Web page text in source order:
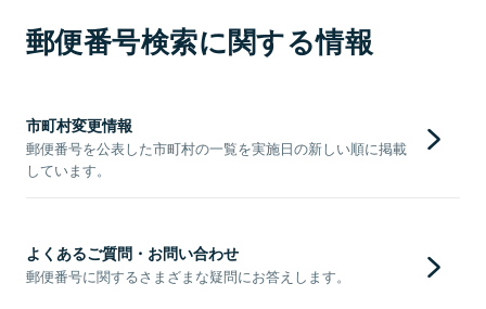
郵便番号検索に関する情報
市町村変更情報
郵便番号を公表した市町村の一覧を実施日の新しい順に掲載
しています。
よくあるご質問・お問い合わせ
郵便番号に関するさまざまな疑問にお答えします。